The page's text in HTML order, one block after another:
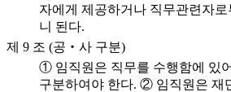
자에게 제공하거나 직무관련자
니 된다.
제 9 조 (공‧사 구분)
① 임직원은 직무를 수행함에 있
구분하여야 한다. ② 임직원은 재